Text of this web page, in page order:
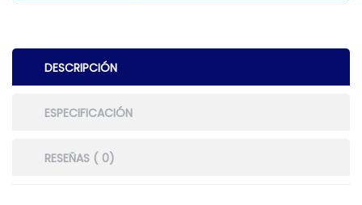
DESCRIPCIÓN
ESPECIFICACIÓN
RESEÑAS ( 0)